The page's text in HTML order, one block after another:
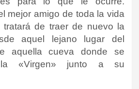
mejor amigo de toda la vida
de traer de nuevo la
aquel lejano lugar del
aquella cueva donde se
«Virgen» junto a su